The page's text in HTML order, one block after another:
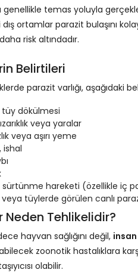
genellikle temas yoluyla
ortamlar parazit bulaşını
risk altındadır.
Belirtileri
parazit varlığı, aşağıdaki
tüy dökülmesi
veya yaralar
veya aşırı yeme
ishal
sürtünme hareketi (özellikle iç
veya tüylerde görülen canlı
Neden Tehlikelidir?
hayvan sağlığını değil,
zoonotik hastalıklara
olabilir.